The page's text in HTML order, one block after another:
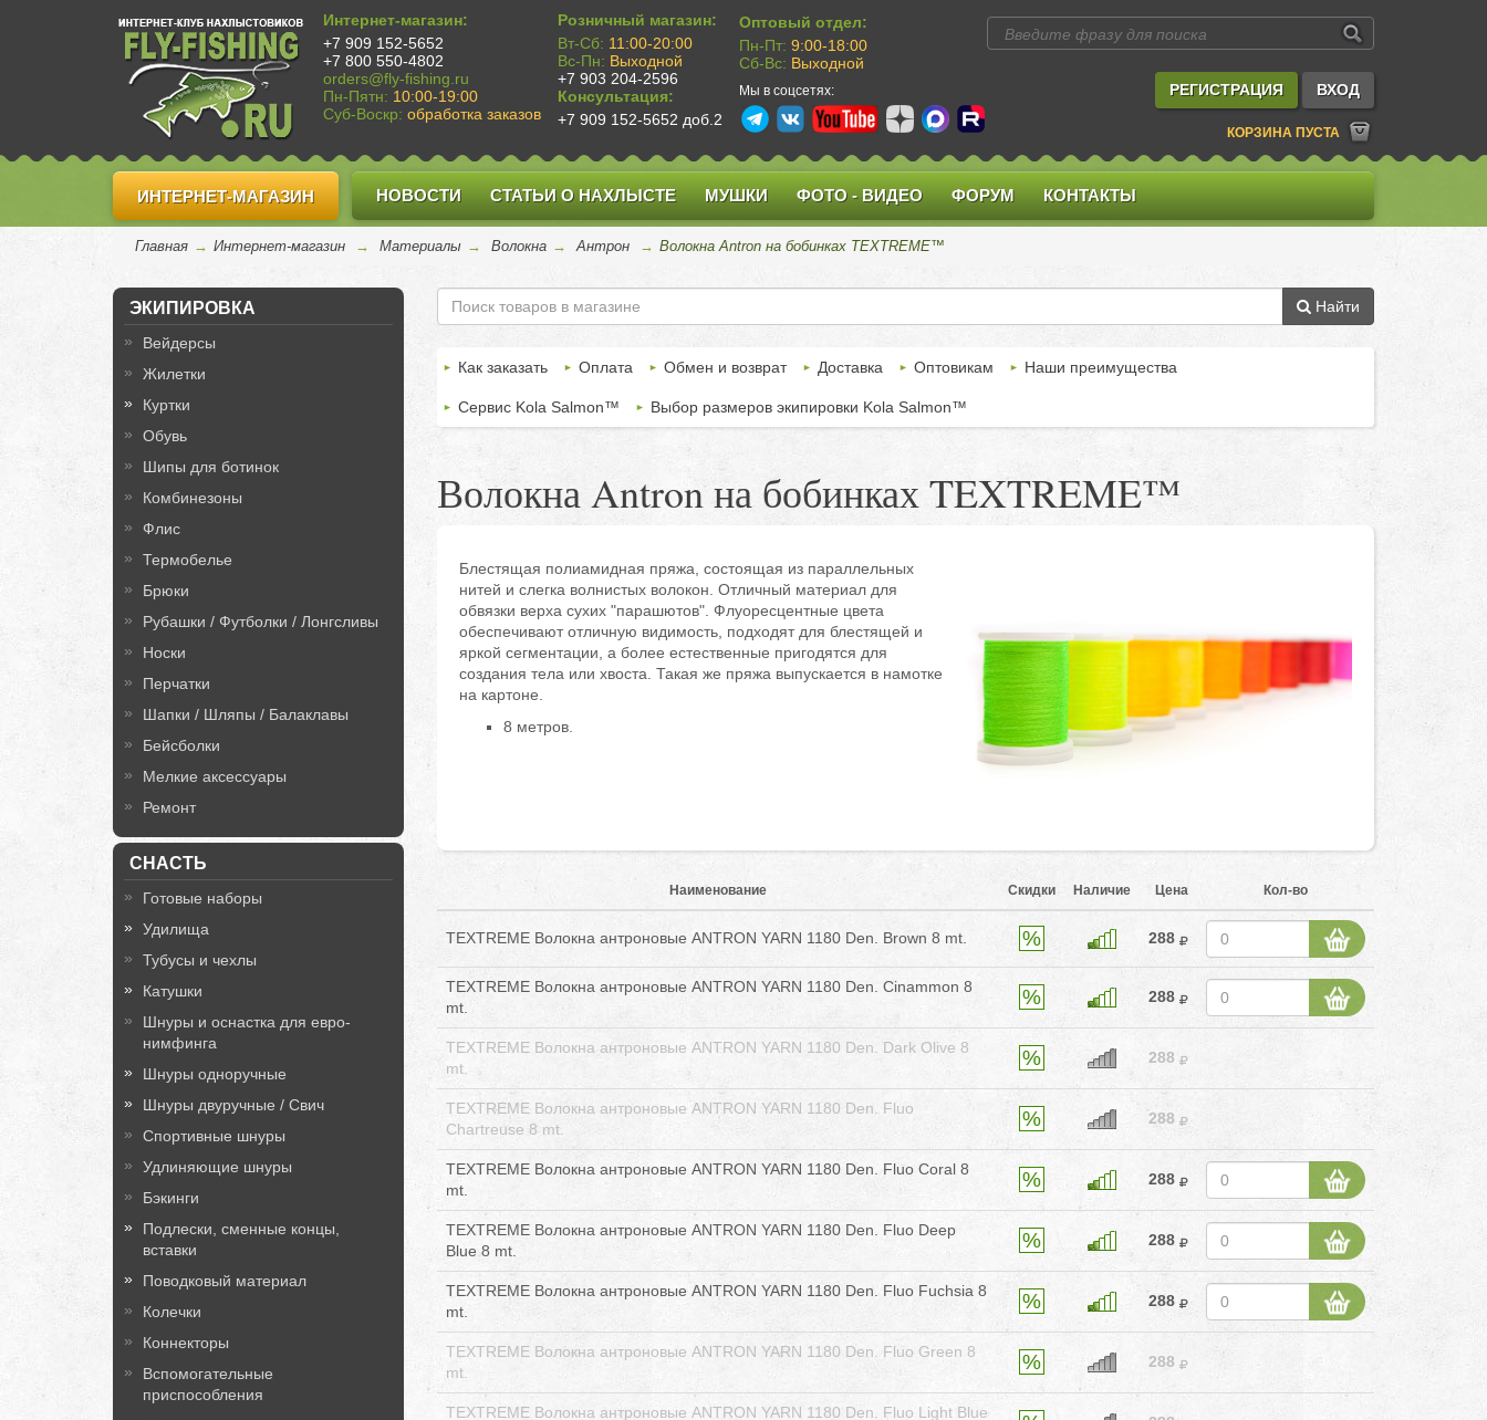
Интернет-магазин:
+7 909 152-5652
+7 800 550-4802
orders@fly-fishing.ru
Пн-Пятн: 10:00-19:00
Суб-Воскр: обработка заказов
Розничный магазин:
Вт-Сб: 11:00-20:00
Вс-Пн: Выходной
+7 903 204-2596
Консультация:
+7 909 152-5652 доб.2
Оптовый отдел:
Пн-Пт: 9:00-18:00
Сб-Вс: Выходной
Мы в соцсетях: РЕГИСТРАЦИЯ ВХОД
КОРЗИНА ПУСТА
ИНТЕРНЕТ-МАГАЗИН НОВОСТИ СТАТЬИ О НАХЛЫСТЕ МУШКИ ФОТО - ВИДЕО ФОРУМ КОНТАКТЫ
Главная → Интернет-магазин → Материалы → Волокна → Антрон → Волокна Antron на бобинках TEXTREME™
ЭКИПИРОВКА
Вейдерсы
Жилетки
Куртки
Обувь
Шипы для ботинок
Комбинезоны
Флис
Термобелье
Брюки
Рубашки / Футболки / Лонгсливы
Носки
Перчатки
Шапки / Шляпы / Балаклавы
Бейсболки
Мелкие аксессуары
Ремонт
СНАСТЬ
Готовые наборы
Удилища
Тубусы и чехлы
Катушки
Шнуры и оснастка для евро-
нимфинга
Шнуры одноручные
Шнуры двуручные / Свич
Спортивные шнуры
Удлиняющие шнуры
Бэкинги
Подлески, сменные концы,
вставки
Поводковый материал
Колечки
Коннекторы
Вспомогательные
приспособления
Найти
Как заказать Оплата Обмен и возврат Доставка Оптовикам Наши преимущества
Сервис Kola Salmon™ Выбор размеров экипировки Kola Salmon™
Волокна Antron на бобинках TEXTREME™
Блестящая полиамидная пряжа, состоящая из параллельных
нитей и слегка волнистых волокон. Отличный материал для
обвязки верха сухих "парашютов". Флуоресцентные цвета
обеспечивают отличную видимость, подходят для блестящей и
яркой сегментации, а более естественные пригодятся для
создания тела или хвоста. Такая же пряжа выпускается в намотке
на картоне.
8 метров.
Наименование Скидки Наличие Цена Кол-во
TEXTREME Волокна антроновые ANTRON YARN 1180 Den. Brown 8 mt. 288
TEXTREME Волокна антроновые ANTRON YARN 1180 Den. Cinammon 8
mt.
288
TEXTREME Волокна антроновые ANTRON YARN 1180 Den. Dark Olive 8
mt.
288
TEXTREME Волокна антроновые ANTRON YARN 1180 Den. Fluo
Chartreuse 8 mt.
288
TEXTREME Волокна антроновые ANTRON YARN 1180 Den. Fluo Coral 8
mt.
288
TEXTREME Волокна антроновые ANTRON YARN 1180 Den. Fluo Deep
Blue 8 mt.
288
TEXTREME Волокна антроновые ANTRON YARN 1180 Den. Fluo Fuchsia 8
mt.
288
TEXTREME Волокна антроновые ANTRON YARN 1180 Den. Fluo Green 8
mt.
288
TEXTREME Волокна антроновые ANTRON YARN 1180 Den. Fluo Light Blue